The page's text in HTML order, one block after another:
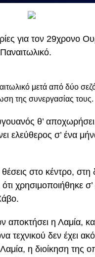
για τον 29χρονο
μετά από δύο
της συνεργασίας τους.
θ’
ελεύθερος σ’ ένα
στο κέντρο,
χρησιμοποιήθηκε
αποκτήσει η Λαμία,
τεχνικού δεν έχει
η διοίκηση της